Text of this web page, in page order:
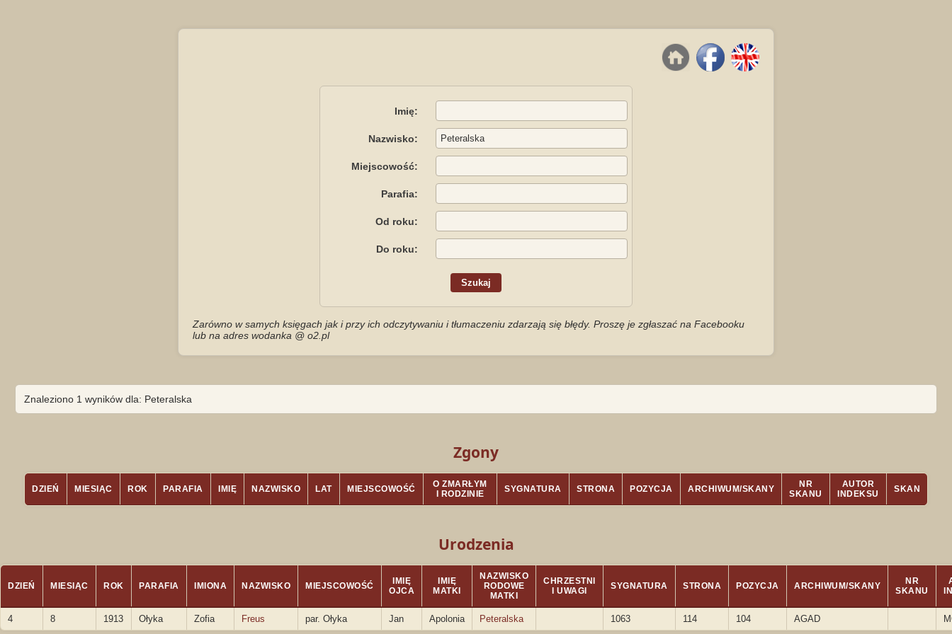
Imię:
Nazwisko:
Miejscowość:
Parafia:
Od roku:
Do roku:
Zarówno w samych księgach jak i przy ich odczytywaniu i tłumaczeniu zdarzają się błędy. Proszę je zgłaszać na Facebooku
lub na adres wodanka @ o2.pl
Znaleziono 1 wyników dla: Peteralska
Zgony
DZIEŃ MIESIĄC ROK PARAFIA IMIĘ NAZWISKO LAT MIEJSCOWOŚĆ
O ZMARŁYM
I RODZINIE
SYGNATURA STRONA POZYCJA ARCHIWUM/SKANY
NR
SKANU
AUTOR
INDEKSU
SKAN
Urodzenia
DZIEŃ MIESIĄC ROK PARAFIA IMIONA NAZWISKO MIEJSCOWOŚĆ
IMIĘ
OJCA
IMIĘ
MATKI
NAZWISKO
RODOWE
MATKI
CHRZESTNI
I UWAGI
SYGNATURA STRONA POZYCJA ARCHIWUM/SKANY
NR
SKANU
4 8 1913 Ołyka Zofia Freus par. Ołyka Jan Apolonia Peteralska 1063 114 104 AGAD